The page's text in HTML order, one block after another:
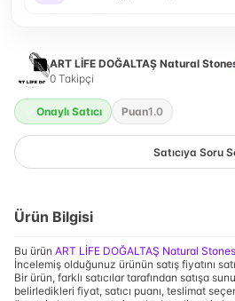
ART LİFE DOĞALTAŞ Natural
0 Takipçi
Onaylı Satıcı Puan1.0
Satıcıya Soru
Ürün Bilgisi
Bu ürün ART LİFE DOĞALTAŞ Natural Stones
İncelemiş olduğunuz ürünün satış fiyatını
Bir ürün, farklı satıcılar tarafından satışa
belirledikleri fiyat, satıcı puanı, teslimat